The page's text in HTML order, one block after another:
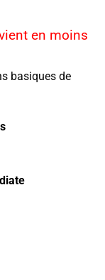
en moins
basiques de